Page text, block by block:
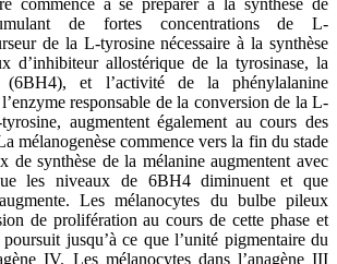
de fortes concentrations de L-
de la L-tyrosine nécessaire à la synthèse
d’inhibiteur allostérique de la tyrosinase, la
(6BH4), et l’activité de la phénylalanine
responsable de la conversion de la L-
augmentent également au cours des
mélanogenèse commence vers la fin du stade
de synthèse de la mélanine augmentent avec
les niveaux de 6BH4 diminuent et que
Les mélanocytes du bulbe pileux
de prolifération au cours de cette phase et
jusqu’à ce que l’unité pigmentaire du
IV. Les mélanocytes dans l’anagène III